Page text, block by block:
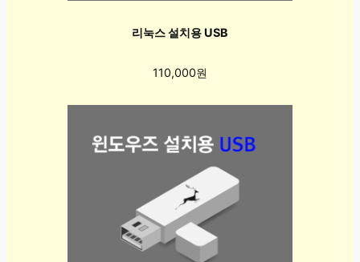
리눅스 설치용 USB
110,000원